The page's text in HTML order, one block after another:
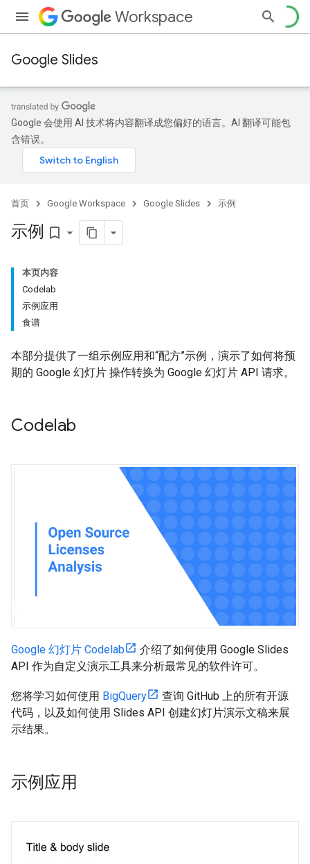
Workspace
Google Slides
Google 会使用 AI 技术将内容翻译成您偏好的语言。AI 翻译可能包
含错误。
首页 Google Workspace Google Slides 示例
示例 bookmark_border
本页内容
Codelab
示例应用
食谱
本部分提供了一组示例应用和“配方”示例，演示了如何将预
期的 Google 幻灯片 操作转换为 Google 幻灯片 API 请求。
Codelab
Google 幻灯片 Codelab
介绍了如何使用 Google Slides
API 作为自定义演示工具来分析最常见的软件许可。
您将学习如何使用 BigQuery
查询 GitHub 上的所有开源
代码，以及如何使用 Slides API 创建幻灯片演示文稿来展
示结果。
示例应用